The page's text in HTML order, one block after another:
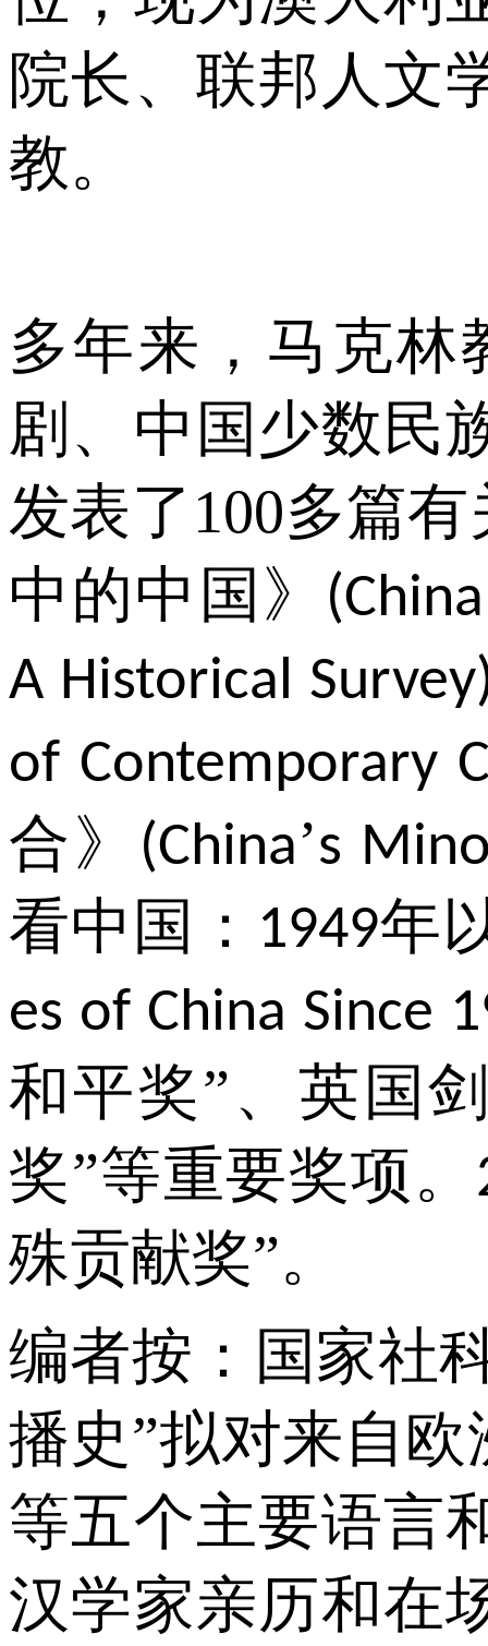
院长、联邦人文
教。
多年来，马克林
剧、中国少数民
发表了 100多篇
中的中国》
A Historical
of Contemporary
合》 (China’s
看中国： 1949年
es of China Since
和平奖”、英国
奖”等重要奖项。
殊贡献奖”。
编者按：国家社
播史”拟对来自
等五个主要语言
汉学家亲历和在